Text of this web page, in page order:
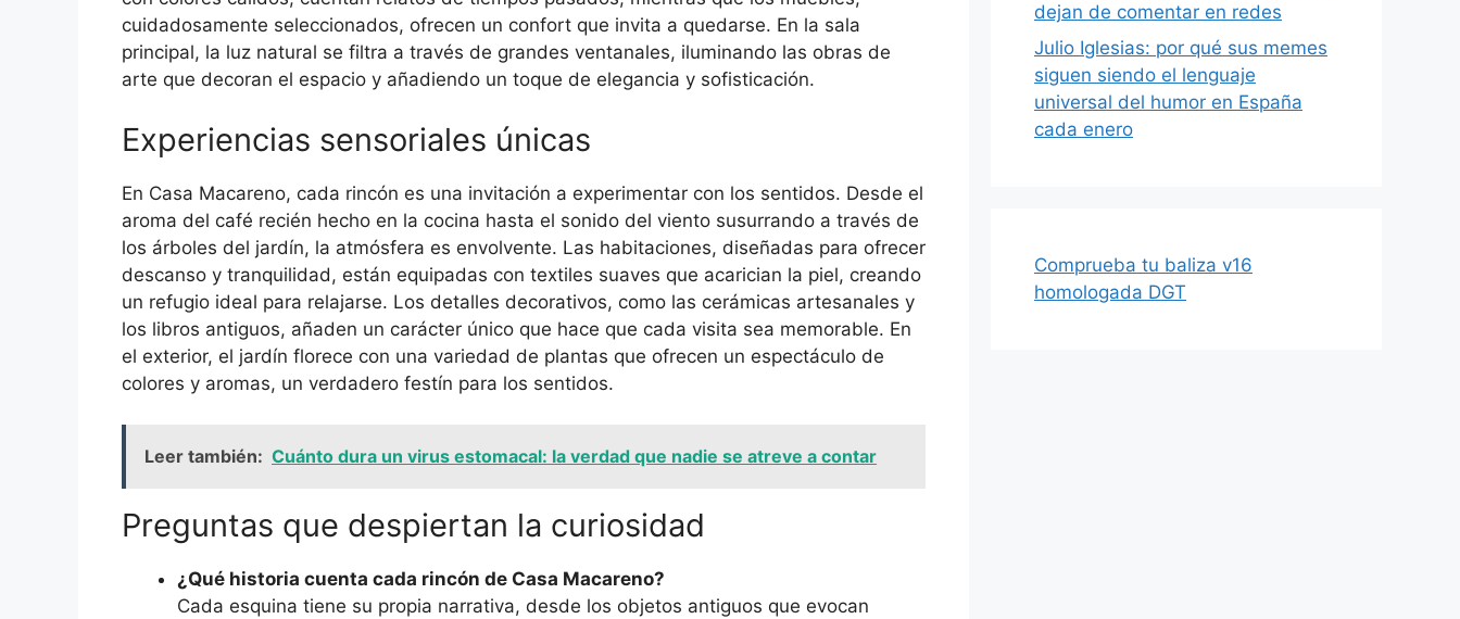
cuidadosamente seleccionados, ofrecen un confort que invita a quedarse. En la sala
principal, la luz natural se filtra a través de grandes ventanales, iluminando las obras de
arte que decoran el espacio y añadiendo un toque de elegancia y sofisticación.
Experiencias sensoriales únicas
En Casa Macareno, cada rincón es una invitación a experimentar con los sentidos. Desde el
aroma del café recién hecho en la cocina hasta el sonido del viento susurrando a través de
los árboles del jardín, la atmósfera es envolvente. Las habitaciones, diseñadas para ofrecer
descanso y tranquilidad, están equipadas con textiles suaves que acarician la piel, creando
un refugio ideal para relajarse. Los detalles decorativos, como las cerámicas artesanales y
los libros antiguos, añaden un carácter único que hace que cada visita sea memorable. En
el exterior, el jardín florece con una variedad de plantas que ofrecen un espectáculo de
colores y aromas, un verdadero festín para los sentidos.
Leer también: Cuánto dura un virus estomacal: la verdad que nadie se atreve a contar
Preguntas que despiertan la curiosidad
¿Qué historia cuenta cada rincón de Casa Macareno?
Cada esquina tiene su propia narrativa, desde los objetos antiguos que evocan
dejan de comentar en redes
Julio Iglesias: por qué sus memes
siguen siendo el lenguaje
universal del humor en España
cada enero
Comprueba tu baliza v16
homologada DGT